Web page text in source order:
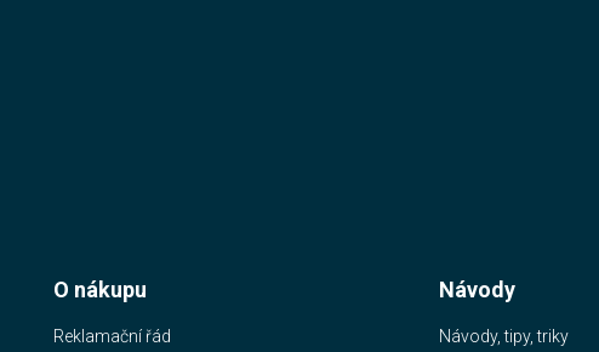
O nákupu
Reklamační řád
Návody
Návody, tipy, triky